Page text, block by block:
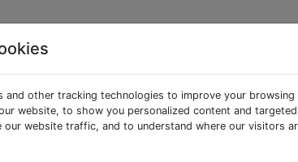
aus
in der neuen
and other tracking technologies to improve your browsing
website, to show you personalized content and targeted
our website traffic, and to understand where our visitors